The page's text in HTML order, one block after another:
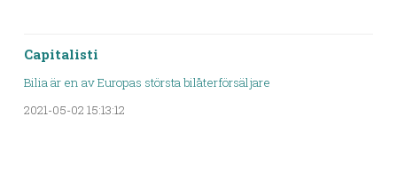
Capitalisti
Bilia är en av Europas största bilåterförsäljare
2021-05-02 15:13:12